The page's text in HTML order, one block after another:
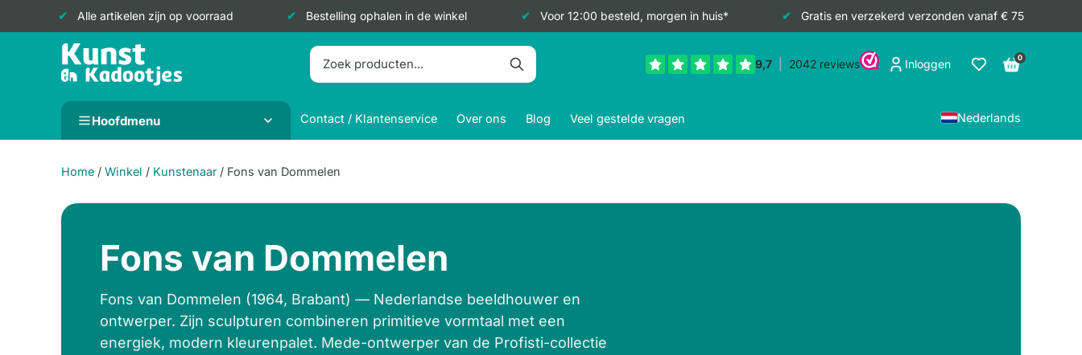
Alle artikelen zijn op voorraad Bestelling ophalen in de winkel Voor 12:00 besteld, morgen in huis* Gratis en verzekerd verzonden vanaf € 75
Doorgaan
Inloggen 0
Hoofdmenu Contact / Klantenservice Over ons Blog Veel gestelde vragen Nederlands
Home / Winkel / Kunstenaar / Fons van Dommelen
Fons van Dommelen
Fons van Dommelen (1964, Brabant) — Nederlandse beeldhouwer en
ontwerper. Zijn sculpturen combineren primitieve vormtaal met een
energiek, modern kleurenpalet. Mede-ontwerper van de Profisti-collectie